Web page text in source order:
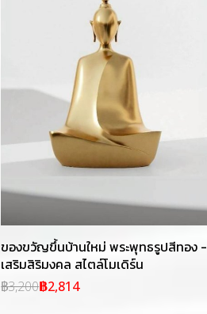
ของขวัญขึ้นบ้านใหม่ พระพุทธรูปสีทอง -
เสริมสิริมงคล สไตล์โมเดิร์น
฿3,200฿2,814